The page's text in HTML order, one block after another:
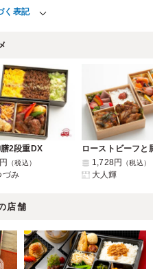
く表記
2段重DX
（税込）
づみ
1,728円 （税込）
大人輝
店舗